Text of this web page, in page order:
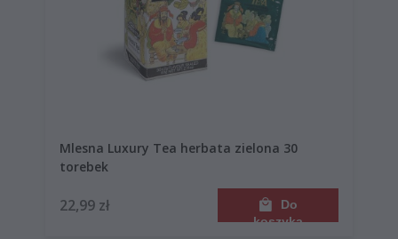
Mlesna Luxury Tea herbata zielona 30
torebek
22,99 zł
Do
koszyka